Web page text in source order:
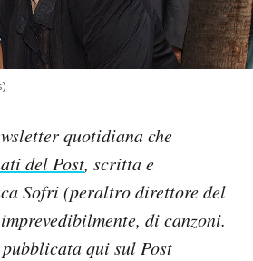
quotidiana che
del Post, scritta e
Sofri (peraltro direttore del
di canzoni.
qui sul Post